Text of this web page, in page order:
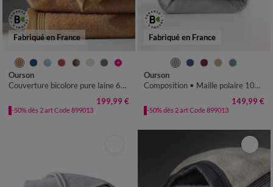
Fabriqué en France
Ourson
Couverture bicolore pure laine 600 g/m²
199,99 €
-50% dès 2 art Code 899013
Fabriqué en France
Ourson
Composition • Maille polaire 100% polyester, 450 g/m² Description • Couverture polaire Thermotec® réputée pour ses qualités d'excellence : contact i
149,99 €
-50% dès 2 art Code 899013